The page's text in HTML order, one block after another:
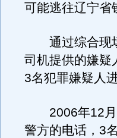
可能逃往辽宁省
通过综合现场
司机提供的嫌疑
3名犯罪嫌疑人
2006年12月
警方的电话，3